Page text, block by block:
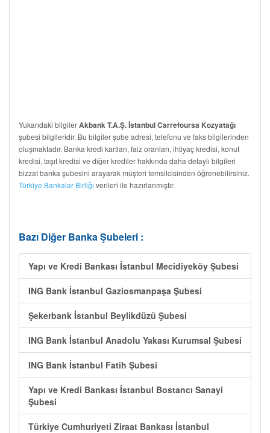
Yukarıdaki bilgilerAkbank T.A.Ş. İstanbul Carrefoursa Kozyatağı
şubesi bilgileridir. Bu bilgiler şube adresi, telefonu ve faks bilgilerinden
oluşmaktadır. Banka kredi kartları, faiz oranları, ihtiyaç kredisi, konut
kredisi, taşıt kredisi ve diğer krediler hakkında daha detaylı bilgileri
bizzat banka şubesini arayarak müşteri temsilcisinden öğrenebilirsiniz.
Türkiye Bankalar Birliği verileri ile hazırlanmıştır.
Bazı Diğer Banka Şubeleri :
Yapı ve Kredi Bankası İstanbul Mecidiyeköy Şubesi
ING Bank İstanbul Gaziosmanpaşa Şubesi
Şekerbank İstanbul Beylikdüzü Şubesi
ING Bank İstanbul Anadolu Yakası Kurumsal Şubesi
ING Bank İstanbul Fatih Şubesi
Yapı ve Kredi Bankası İstanbul Bostancı Sanayi
Şubesi
Türkiye Cumhuriyeti Ziraat Bankası İstanbul